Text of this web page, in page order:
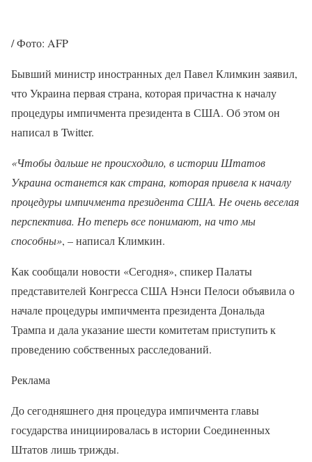
/ Фото: AFP
Бывший министр иностранных дел Павел Климкин заявил,
что Украина первая страна, которая причастна к началу
процедуры импичмента президента в США. Об этом он
написал в Twitter.
«Чтобы дальше не происходило, в истории Штатов
Украина останется как страна, которая привела к началу
процедуры импичмента президента США. Не очень веселая
перспектива. Но теперь все понимают, на что мы
способны», – написал Климкин.
Как сообщали новости «Сегодня», спикер Палаты
представителей Конгресса США Нэнси Пелоси объявила о
начале процедуры импичмента президента Дональда
Трампа и дала указание шести комитетам приступить к
проведению собственных расследований.
Реклама
До сегодняшнего дня процедура импичмента главы
государства инициировалась в истории Соединенных
Штатов лишь трижды.